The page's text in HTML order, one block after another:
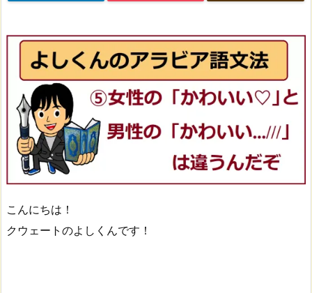
こんにちは！
クウェートのよしくんです！